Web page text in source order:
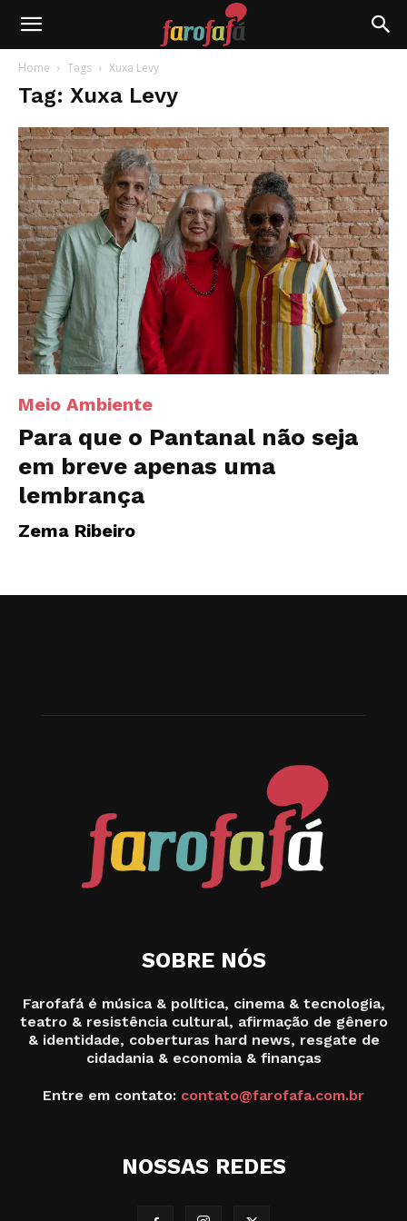
Farofafá
Home Tags Xuxa Levy
Tag: Xuxa Levy
Meio Ambiente
Para que o Pantanal não seja
em breve apenas uma
lembrança
Zema Ribeiro
SOBRE NÓS
Farofafá é música & política, cinema & tecnologia,
teatro & resistência cultural, afirmação de gênero
& identidade, coberturas hard news, resgate de
cidadania & economia & finanças
Entre em contato: contato@farofafa.com.br
NOSSAS REDES